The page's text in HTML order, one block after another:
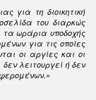
για τη διοικητική
του διαρκώς
ωράρια υποδοχής
για τις οποίες
οι αργίες και οι
λειτουργεί ή δεν